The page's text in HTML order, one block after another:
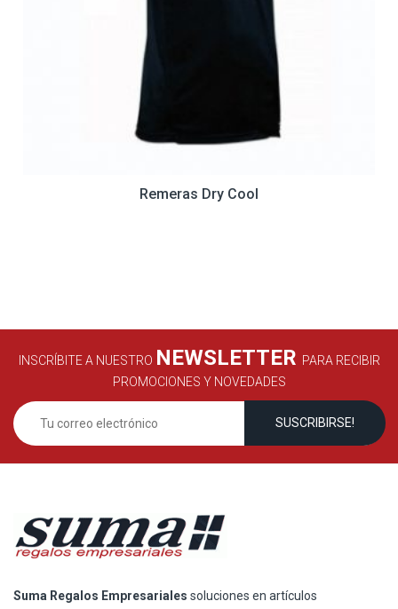
Remeras Dry Cool
INSCRÍBITE A NUESTRO NEWSLETTER PARA RECIBIR
PROMOCIONES Y NOVEDADES
Suma Regalos Empresariales soluciones en artículos